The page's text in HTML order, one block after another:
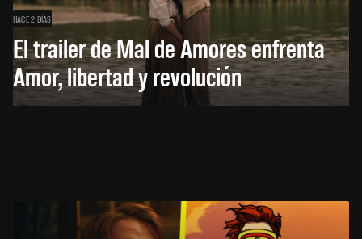
HACE 2 DÍAS
El trailer de Mal de Amores enfrenta
Amor, libertad y revolución